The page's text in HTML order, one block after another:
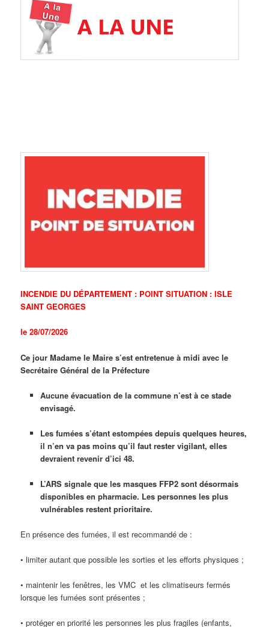
INCENDIE DU DÉPARTEMENT : POINT SITUATION : ISLE
SAINT GEORGES
le 28/07/2026
Ce jour Madame le Maire s’est entretenue à midi avec le
Secrétaire Général de la Préfecture
Aucune évacuation de la commune n’est à ce stade
envisagé.
Les fumées s’étant estompées depuis quelques heures,
il n’en va pas moins qu’il faut rester vigilant, elles
devraient revenir d’ici 48.
L’ARS signale que les masques FFP2 sont désormais
disponibles en pharmacie. Les personnes les plus
vulnérables restent prioritaire.
En présence des fumées, il est recommandé de :
• limiter autant que possible les sorties et les efforts physiques ;
• maintenir les fenêtres, les VMC et les climatiseurs fermés
lorsque les fumées sont présentes ;
• protéger en priorité les personnes les plus fragiles (enfants,